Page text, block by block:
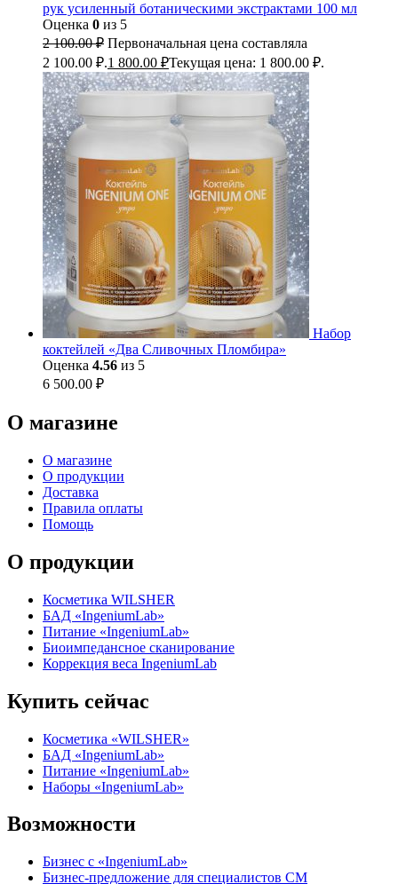
рук усиленный ботаническими экстрактами 100 мл
Оценка 0 из 5
2 100.00₽ Первоначальная цена составляла
2 100.00 ₽.1 800.00 ₽Текущая цена: 1 800.00 ₽.
Набор
коктейлей «Два Сливочных Пломбира»
Оценка 4.56 из 5
6 500.00 ₽
О магазине
О магазине
О продукции
Доставка
Правила оплаты
Помощь
О продукции
Косметика WILSHER
БАД «IngeniumLab»
Питание «IngeniumLab»
Биоимпедансное сканирование
Коррекция веса IngeniumLab
Купить сейчас
Косметика «WILSHER»
БАД «IngeniumLab»
Питание «IngeniumLab»
Наборы «IngeniumLab»
Возможности
Бизнес с «IngeniumLab»
Бизнес-предложение для специалистов СМ